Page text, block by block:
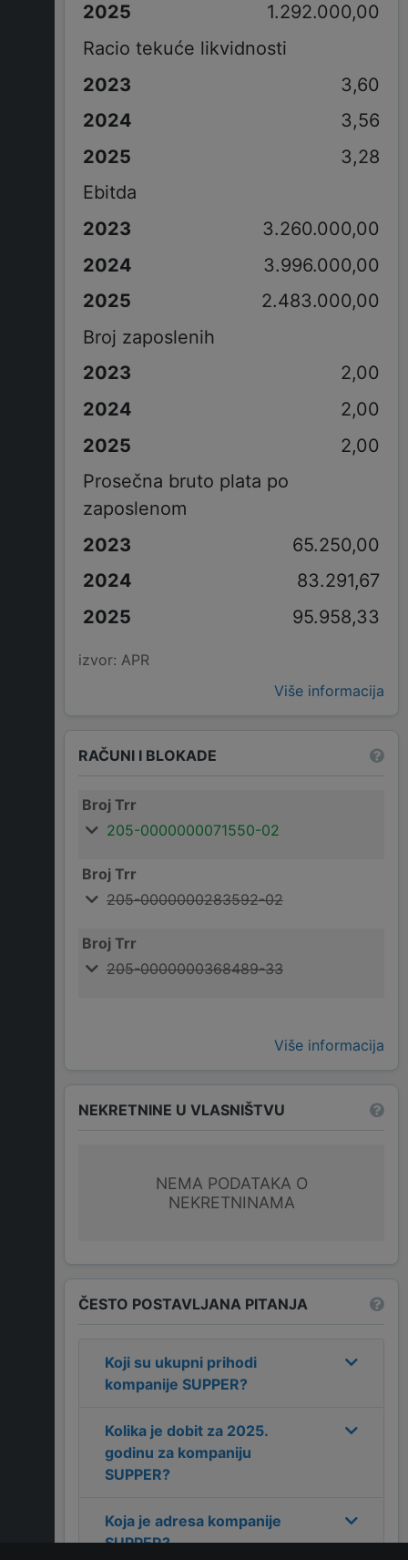
1.292.000,00
Racio tekuće likvidnosti
3,60
3,56
3,28
Ebitda
3.260.000,00
3.996.000,00
2.483.000,00
Broj zaposlenih
2,00
2,00
2,00
Prosečna bruto plata po
zaposlenom
65.250,00
83.291,67
95.958,33
izvor: APR
Više informacija
RAČUNI I BLOKADE
Broj Trr
205-0000000071550-02
Broj Trr
205-0000000283592-02
Broj Trr
205-0000000368489-33
Više informacija
NEKRETNINE U VLASNIŠTVU
NEMA PODATAKA O
NEKRETNINAMA
ČESTO POSTAVLJANA PITANJA
Koji su ukupni prihodi
kompanije SUPPER?
Kolika je dobit za 2025.
godinu za kompaniju
SUPPER?
Koja je adresa kompanije
SUPPER?